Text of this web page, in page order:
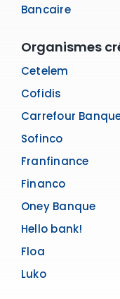
Bancaire
Organismes
Cetelem
Cofidis
Carrefour
Sofinco
Franfinance
Financo
Oney Banque
Hello bank!
Floa
Luko